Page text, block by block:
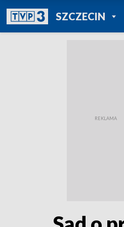
SZCZECIN
POWRÓT
TVP